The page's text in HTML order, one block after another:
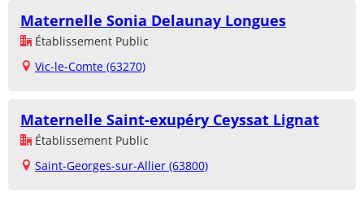
Maternelle Sonia Delaunay Longues
Établissement Public
Vic-le-Comte (63270)
Maternelle Saint-exupéry Ceyssat Lignat
Établissement Public
Saint-Georges-sur-Allier (63800)